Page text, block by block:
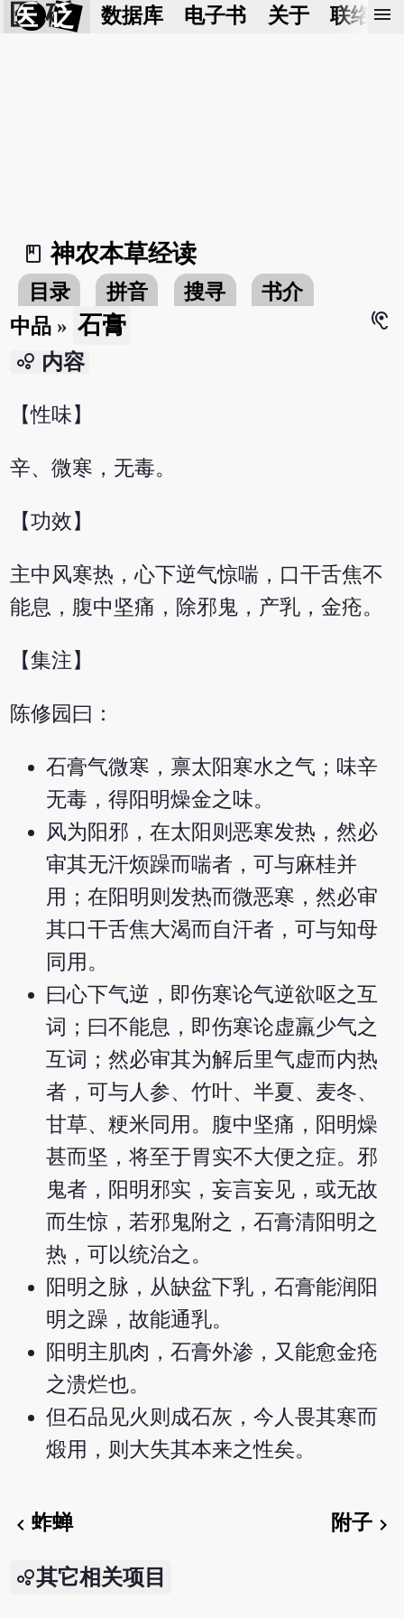
医 砭 数据库 电子书 关于 联络我
menu
book_2
神农本草经读
目录 拼音 搜寻
书介
中品 » 石膏
hearing
bubble_chart 内容
【性味】
辛、微寒，无毒。
【功效】
主中风寒热，心下逆气惊喘，口干舌焦不
能息，腹中坚痛，除邪鬼，产乳，金疮。
【集注】
陈修园曰：
石膏气微寒，禀太阳寒水之气；味辛
无毒，得阳明燥金之味。
风为阳邪，在太阳则恶寒发热，然必
审其无汗烦躁而喘者，可与麻桂并
用；在阳明则发热而微恶寒，然必审
其口干舌焦大渴而自汗者，可与知母
同用。
曰心下气逆，即伤寒论气逆欲呕之互
词；曰不能息，即伤寒论虚羸少气之
互词；然必审其为解后里气虚而内热
者，可与人参、竹叶、半夏、麦冬、
甘草、粳米同用。腹中坚痛，阳明燥
甚而坚，将至于胃实不大便之症。邪
鬼者，阳明邪实，妄言妄见，或无故
而生惊，若邪鬼附之，石膏清阳明之
热，可以统治之。
阳明之脉，从缺盆下乳，石膏能润阳
明之躁，故能通乳。
阳明主肌肉，石膏外渗，又能愈金疮
之溃烂也。
但石品见火则成石灰，今人畏其寒而
煅用，则大失其本来之性矣。
chevron_left蚱蝉 附子chevron_right
其它相关项目